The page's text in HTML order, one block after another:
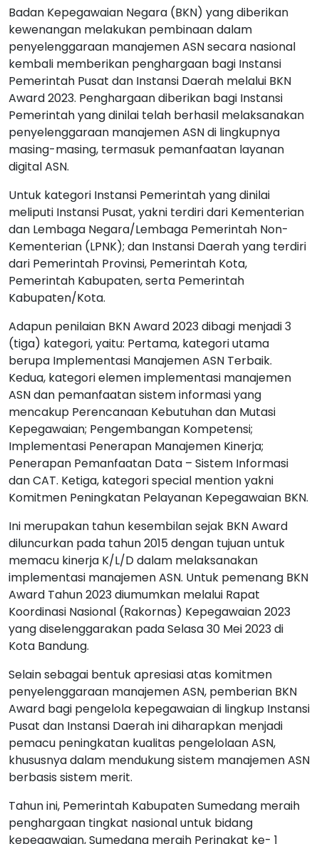
Badan Kepegawaian Negara (BKN) yang diberikan
kewenangan melakukan pembinaan dalam
penyelenggaraan manajemen ASN secara nasional
kembali memberikan penghargaan bagi Instansi
Pemerintah Pusat dan Instansi Daerah melalui BKN
Award 2023. Penghargaan diberikan bagi Instansi
Pemerintah yang dinilai telah berhasil melaksanakan
penyelenggaraan manajemen ASN di lingkupnya
masing-masing, termasuk pemanfaatan layanan
digital ASN.
Untuk kategori Instansi Pemerintah yang dinilai
meliputi Instansi Pusat, yakni terdiri dari Kementerian
dan Lembaga Negara/Lembaga Pemerintah Non-
Kementerian (LPNK); dan Instansi Daerah yang terdiri
dari Pemerintah Provinsi, Pemerintah Kota,
Pemerintah Kabupaten, serta Pemerintah
Kabupaten/Kota.
Adapun penilaian BKN Award 2023 dibagi menjadi 3
(tiga) kategori, yaitu: Pertama, kategori utama
berupa Implementasi Manajemen ASN Terbaik.
Kedua, kategori elemen implementasi manajemen
ASN dan pemanfaatan sistem informasi yang
mencakup Perencanaan Kebutuhan dan Mutasi
Kepegawaian; Pengembangan Kompetensi;
Implementasi Penerapan Manajemen Kinerja;
Penerapan Pemanfaatan Data – Sistem Informasi
dan CAT. Ketiga, kategori special mention yakni
Komitmen Peningkatan Pelayanan Kepegawaian BKN.
Ini merupakan tahun kesembilan sejak BKN Award
diluncurkan pada tahun 2015 dengan tujuan untuk
memacu kinerja K/L/D dalam melaksanakan
implementasi manajemen ASN. Untuk pemenang BKN
Award Tahun 2023 diumumkan melalui Rapat
Koordinasi Nasional (Rakornas) Kepegawaian 2023
yang diselenggarakan pada Selasa 30 Mei 2023 di
Kota Bandung.
Selain sebagai bentuk apresiasi atas komitmen
penyelenggaraan manajemen ASN, pemberian BKN
Award bagi pengelola kepegawaian di lingkup Instansi
Pusat dan Instansi Daerah ini diharapkan menjadi
pemacu peningkatan kualitas pengelolaan ASN,
khususnya dalam mendukung sistem manajemen ASN
berbasis sistem merit.
Tahun ini, Pemerintah Kabupaten Sumedang meraih
penghargaan tingkat nasional untuk bidang
kepegawaian, Sumedang meraih Peringkat ke- 1